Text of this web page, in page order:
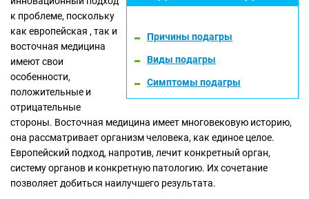
Причины подагры
Виды подагры
Симптомы подагры
к проблеме, поскольку
как европейская , так и
восточная медицина
имеют свои
особенности,
положительные и
отрицательные
стороны. Восточная медицина имеет многовековую историю,
она рассматривает организм человека, как единое целое.
Европейский подход, напротив, лечит конкретный орган,
систему органов и конкретную патологию. Их сочетание
позволяет добиться наилучшего результата.